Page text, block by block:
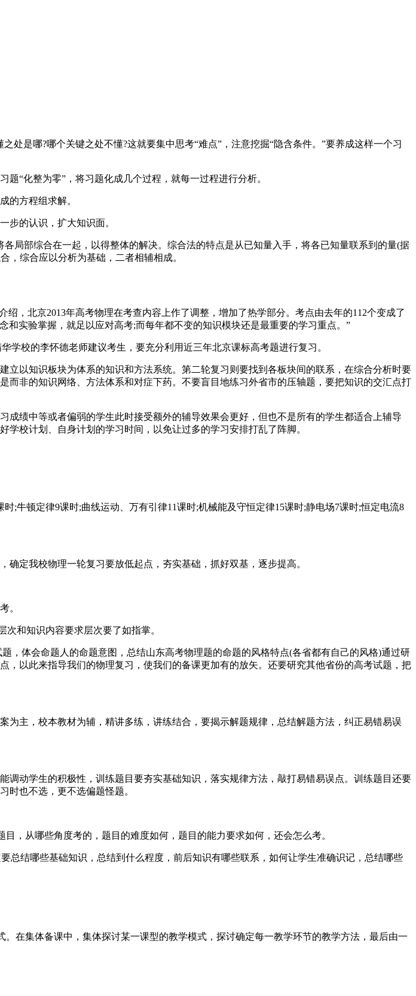
是哪?哪个关键之处不懂?这就要集中思考“难点”，注意挖掘“隐含条件。”要养成这样一个习
“化整为零”，将习题化成几个过程，就每一过程进行分析。
方程组求解。
的认识，扩大知识面。
部综合在一起，以得整体的解决。综合法的特点是从已知量入手，将各已知量联系到的量(据
，综合应以分析为基础，二者相辅相成。
北京2013年高考物理在考查内容上作了调整，增加了热学部分。考点由去年的112个变成了
实验掌握，就足以应对高考;而每年都不变的知识模块还是最重要的学习重点。”
校的李怀德老师建议考生，要充分利用近三年北京课标高考题进行复习。
以知识板块为体系的知识和方法系统。第二轮复习则要找到各板块间的联系，在综合分析时要
非的知识网络、方法体系和对症下药。不要盲目地练习外省市的压轴题，要把知识的交汇点打
绩中等或者偏弱的学生此时接受额外的辅导效果会更好，但也不是所有的学生都适合上辅导
校计划、自身计划的学习时间，以免让过多的学习安排打乱了阵脚。
顿定律9课时;曲线运动、万有引律11课时;机械能及守恒定律15课时;静电场7课时;恒定电流8
定我校物理一轮复习要放低起点，夯实基础，抓好双基，逐步提高。
。
和知识内容要求层次要了如指掌。
体会命题人的命题意图，总结山东高考物理题的命题的风格特点(各省都有自己的风格)通过研
以此来指导我们的物理复习，使我们的备课更加有的放矢。还要研究其他省份的高考试题，把
，校本教材为辅，精讲多练，讲练结合，要揭示解题规律，总结解题方法，纠正易错易误
动学生的积极性，训练题目要夯实基础知识，落实规律方法，敲打易错易误点。训练题目还要
时也不选，更不选偏题怪题。
从哪些角度考的，题目的难度如何，题目的能力要求如何，还会怎么考。
结哪些基础知识，总结到什么程度，前后知识有哪些联系，如何让学生准确识记，总结哪些
集体备课中，集体探讨某一课型的教学模式，探讨确定每一教学环节的教学方法，最后由一